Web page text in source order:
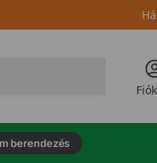
berendezés